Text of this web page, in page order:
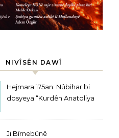
NIVÎSÊN DAWÎ
Hejmara 175an: Nûbihar bi
dosyeya “Kurdên Anatoliya
Ji Bîrnebûnê